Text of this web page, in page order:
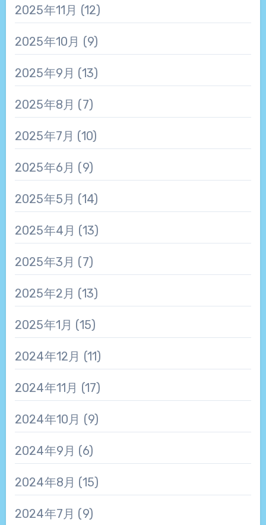
2025年11月 (12)
2025年10月 (9)
2025年9月 (13)
2025年8月 (7)
2025年7月 (10)
2025年6月 (9)
2025年5月 (14)
2025年4月 (13)
2025年3月 (7)
2025年2月 (13)
2025年1月 (15)
2024年12月 (11)
2024年11月 (17)
2024年10月 (9)
2024年9月 (6)
2024年8月 (15)
2024年7月 (9)